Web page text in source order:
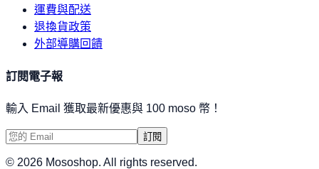
運費與配送
退換貨政策
外部導購回饋
訂閱電子報
輸入 Email 獲取最新優惠與 100 moso 幣！
訂閱
© 2026 Mososhop. All rights reserved.